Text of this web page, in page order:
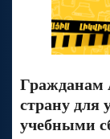
страну для
учебными